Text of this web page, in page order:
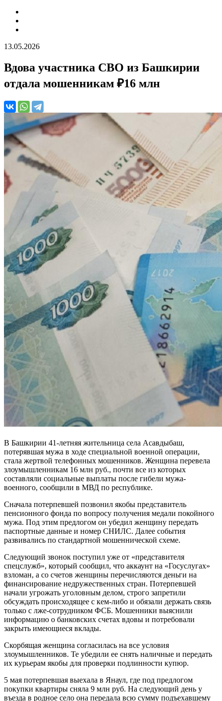
13.05.2026
Вдова участника СВО из Башкирии
отдала мошенникам ₽16 млн
В Башкирии 41-летняя жительница села Асавдыбаш,
потерявшая мужа в ходе специальной военной операции,
стала жертвой телефонных мошенников. Женщина перевела
злоумышленникам 16 млн руб., почти все из которых
составляли социальные выплаты после гибели мужа-
военного, сообщили в МВД по республике.
Сначала потерпевшей позвонил якобы представитель
пенсионного фонда по вопросу получения медали покойного
мужа. Под этим предлогом он убедил женщину передать
паспортные данные и номер СНИЛС. Далее события
развивались по стандартной мошеннической схеме.
Следующий звонок поступил уже от «представителя
спецслужб», который сообщил, что аккаунт на «Госуслугах»
взломан, а со счетов женщины перечисляются деньги на
финансирование недружественных стран. Потерпевшей
начали угрожать уголовным делом, строго запретили
обсуждать происходящее с кем-либо и обязали держать связь
только с лже-сотрудником ФСБ. Мошенники выяснили
информацию о банковских счетах вдовы и потребовали
закрыть имеющиеся вклады.
Скорбящая женщина согласилась на все условия
злоумышленников. Те убедили ее снять наличные и передать
их курьерам якобы для проверки подлинности купюр.
5 мая потерпевшая выехала в Янаул, где под предлогом
покупки квартиры сняла 9 млн руб. На следующий день у
въезда в родное село она передала всю сумму подъехавшему